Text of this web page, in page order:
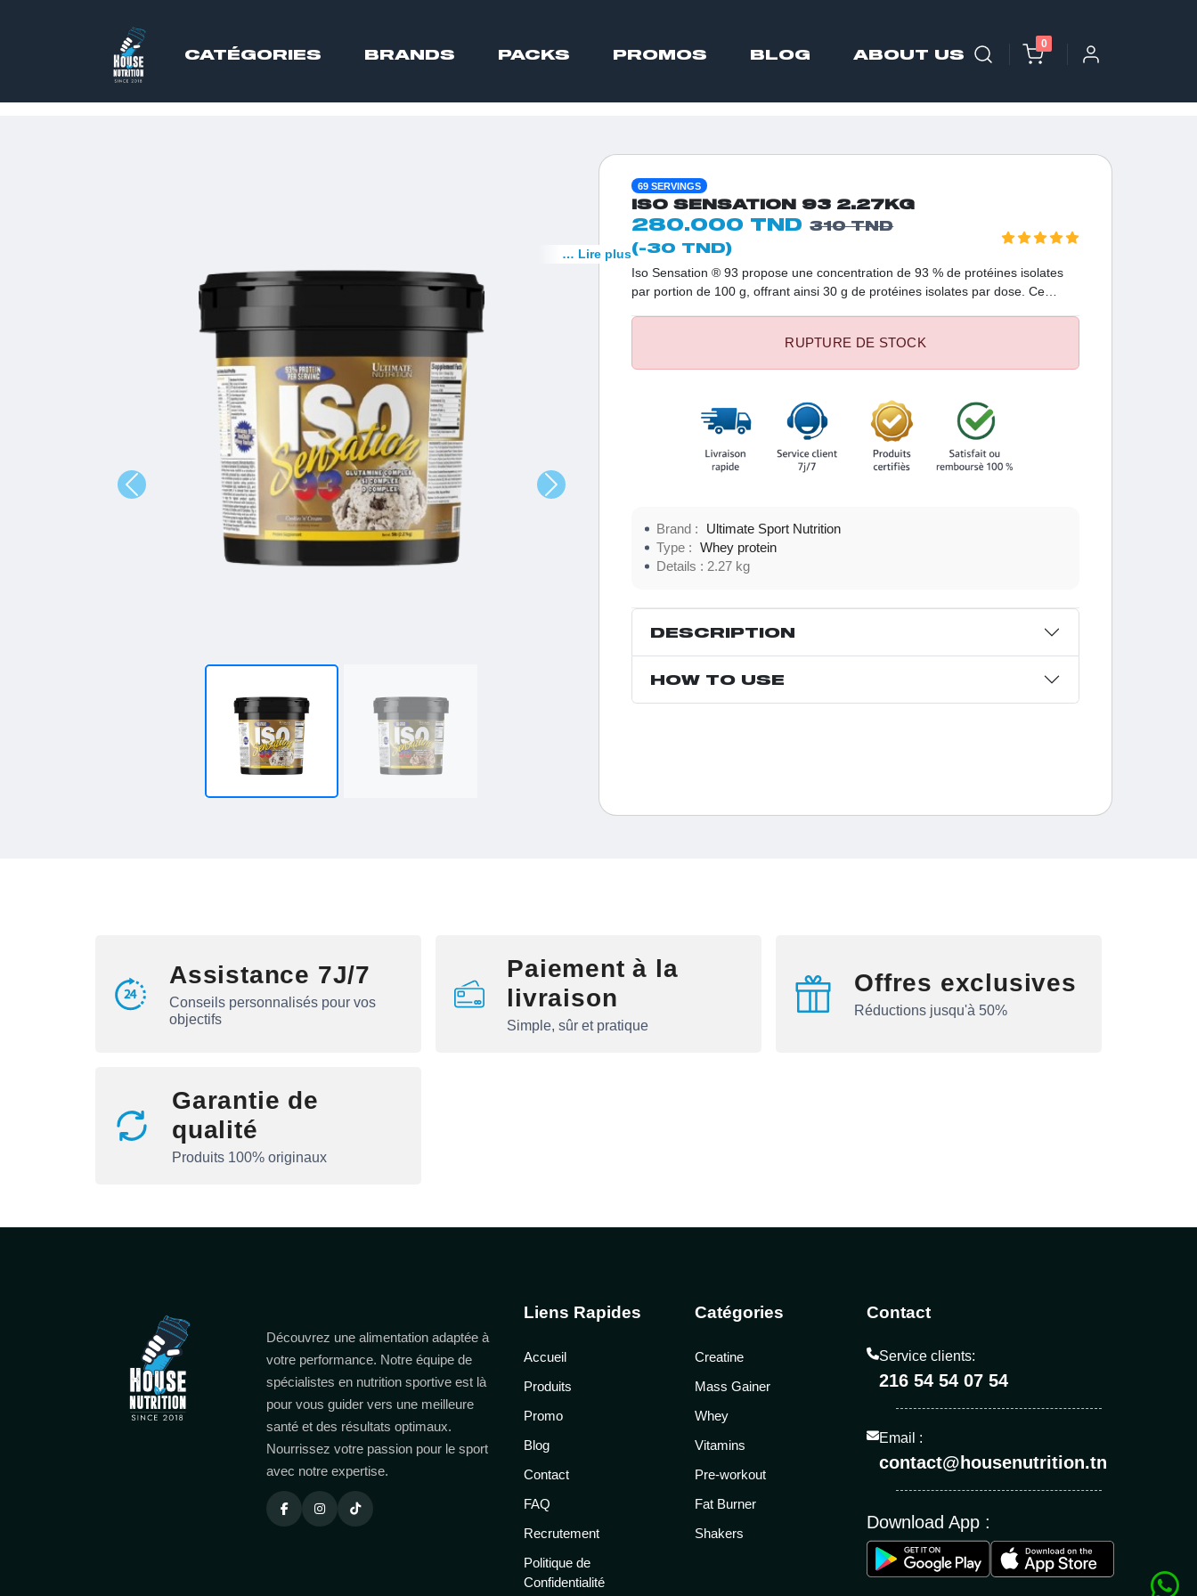
CATÉGORIES BRANDS PACKS PROMOS BLOG ABOUT US
0
69 SERVINGS
ISO SENSATION 93 2.27KG
280.000 TND 310 TND
(-30 TND)
Iso Sensation ® 93 propose une concentration de 93 % de protéines isolates
par portion de 100 g, offrant ainsi 30 g de protéines isolates par dose. Ce
… Lire plus
RUPTURE DE STOCK
Brand :
Ultimate Sport Nutrition
Type :
Whey protein
Details :
2.27 kg
DESCRIPTION
HOW TO USE
Assistance 7J/7
Conseils personnalisés pour vos
objectifs
Paiement à la
livraison
Simple, sûr et pratique
Offres exclusives
Réductions jusqu'à 50%
Garantie de
qualité
Produits 100% originaux
Découvrez une alimentation adaptée à
votre performance. Notre équipe de
spécialistes en nutrition sportive est là
pour vous guider vers une meilleure
santé et des résultats optimaux.
Nourrissez votre passion pour le sport
avec notre expertise.
Liens Rapides
Accueil
Produits
Promo
Blog
Contact
FAQ
Recrutement
Politique de
Confidentialité
Catégories
Creatine
Mass Gainer
Whey
Vitamins
Pre-workout
Fat Burner
Shakers
Contact
Service clients:
216 54 54 07 54
Email :
contact@housenutrition.tn
Download App :